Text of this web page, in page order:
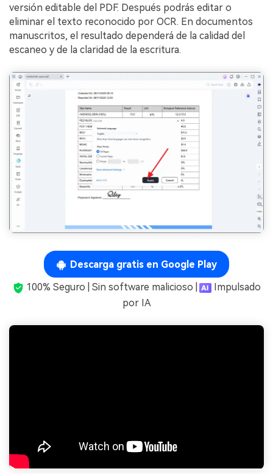
versión editable del PDF. Después podrás editar o
eliminar el texto reconocido por OCR. En documentos
manuscritos, el resultado dependerá de la calidad del
escaneo y de la claridad de la escritura.
Descarga gratis en Google Play
100% Seguro | Sin software malicioso |
Impulsado
por IA